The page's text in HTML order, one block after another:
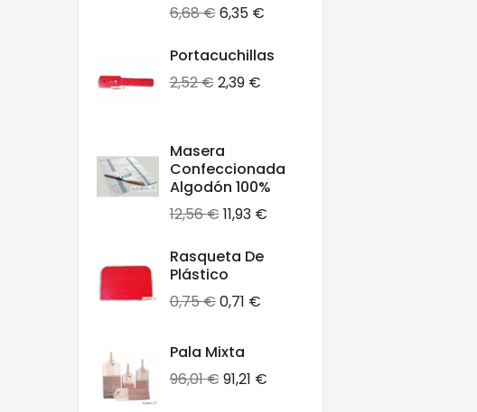
Precio
6,68 €Precio
6,35 €
Portacuchillas
Precio
2,52 €Precio
2,39 €
Masera
Confeccionada
Algodón 100%
Precio
12,56 €Precio
11,93 €
Rasqueta De
Plástico
Precio
0,75 €Precio
0,71 €
Pala Mixta
Precio
96,01 €Precio
91,21 €